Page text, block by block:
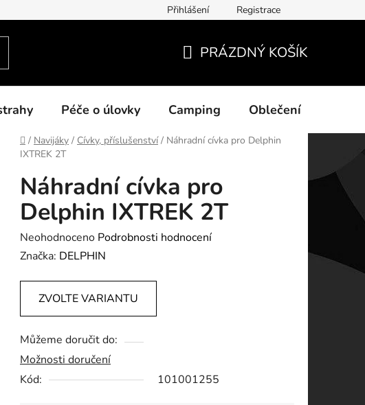
Přihlášení Registrace
KOŠÍK
PRÁZDNÝ KOŠÍK
Péče o úlovky Camping Oblečení
Domů
/ Navijáky / Cívky, příslušenství / Náhradní cívka pro Delphin
IXTREK 2T
Náhradní cívka pro
Delphin IXTREK 2T
Průměrné
hodnocení
5
hvězdiček.
Neohodnoceno Podrobnosti hodnocení
Značka: DELPHIN
ZVOLTE VARIANTU
Můžeme doručit do:
Možnosti doručení
Kód:
101001255